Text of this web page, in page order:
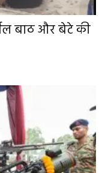
बाठ और बेटे की